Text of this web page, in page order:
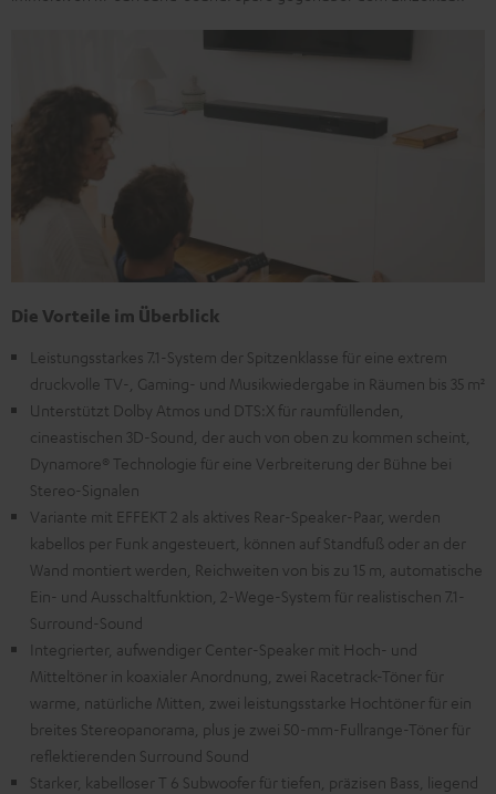
Die Vorteile im Überblick
Leistungsstarkes 7.1-System der Spitzenklasse für eine extrem
druckvolle TV-, Gaming- und Musikwiedergabe in Räumen bis 35 m²
Unterstützt Dolby Atmos und DTS:X für raumfüllenden,
cineastischen 3D-Sound, der auch von oben zu kommen scheint,
Dynamore® Technologie für eine Verbreiterung der Bühne bei
Stereo-Signalen
Variante mit EFFEKT 2 als aktives Rear-Speaker-Paar, werden
kabellos per Funk angesteuert, können auf Standfuß oder an der
Wand montiert werden, Reichweiten von bis zu 15 m, automatische
Ein- und Ausschaltfunktion, 2-Wege-System für realistischen 7.1-
Surround-Sound
Integrierter, aufwendiger Center-Speaker mit Hoch- und
Mitteltöner in koaxialer Anordnung, zwei Racetrack-Töner für
warme, natürliche Mitten, zwei leistungsstarke Hochtöner für ein
breites Stereopanorama, plus je zwei 50-mm-Fullrange-Töner für
reflektierenden Surround Sound
Starker, kabelloser T 6 Subwoofer für tiefen, präzisen Bass, liegend